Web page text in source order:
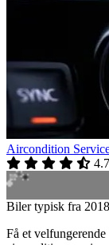
Aircondition
4.7
Biler typisk fra
Få et